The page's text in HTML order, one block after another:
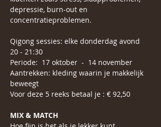
depressie, burn-out en
concentratieproblemen.
Qigong sessies: elke donderdag avond
20 - 21:30
Periode:  17 oktober  -  14 november
Aantrekken: kleding waarin je makkelijk
beweegt
Voor deze 5 reeks betaal je : € 92,50
MIX & MATCH